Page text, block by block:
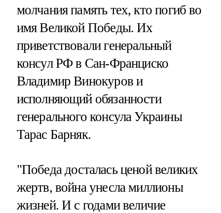
молчания память тех, кто погиб во
имя Великой Победы. Их
приветствовали генеральный
консул РФ в Сан-Франциско
Владимир Винокуров и
исполняющий обязанности
генерального консула Украины
Тарас Барняк.
"Победа досталась ценой великих
жертв, война унесла миллионы
жизней. И с годами величие